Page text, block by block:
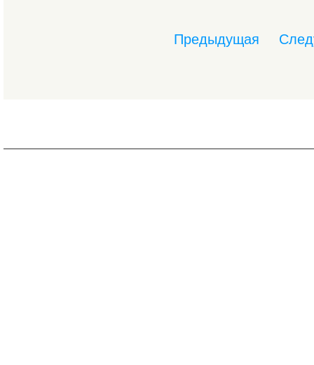
Предыдущая